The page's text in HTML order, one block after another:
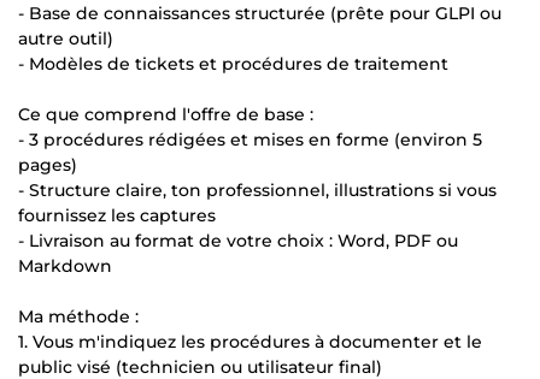
- Base de connaissances structurée (prête pour GLPI ou
autre outil)
- Modèles de tickets et procédures de traitement
Ce que comprend l'offre de base :
- 3 procédures rédigées et mises en forme (environ 5
pages)
- Structure claire, ton professionnel, illustrations si vous
fournissez les captures
- Livraison au format de votre choix : Word, PDF ou
Markdown
Ma méthode :
1. Vous m'indiquez les procédures à documenter et le
public visé (technicien ou utilisateur final)